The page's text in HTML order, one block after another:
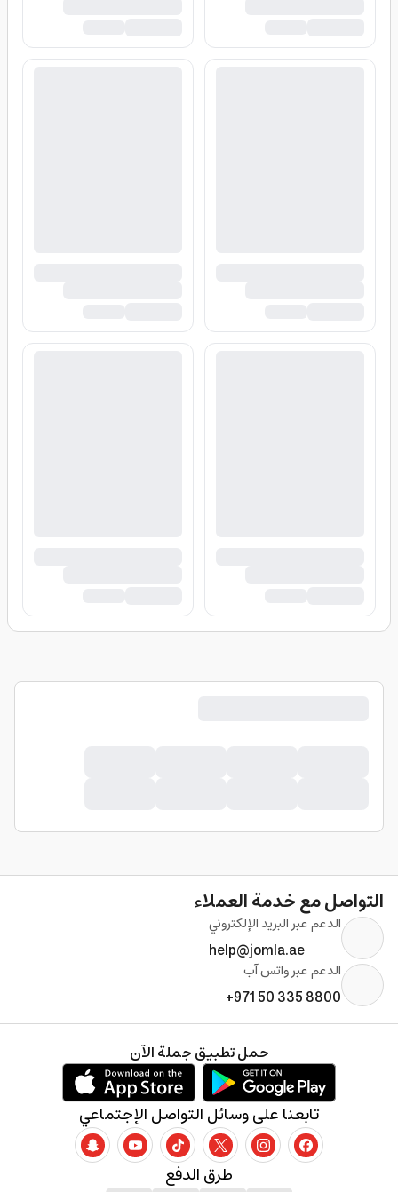
التواصل مع خدمة العملاء
الدعم عبر البريد الإلكتروني
help@jomla.ae
الدعم عبر واتس آب
+971 50 335 8800
طرق الدفع
تابعنا على وسائل التواصل الإجتماعي
حمل تطبيق جملة الآن